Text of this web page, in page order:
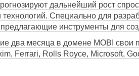
дальнейший рост
технологий. Специально для
инструменты для
два месяца в домене MOBI свои
Ferrari, Rolls Royce, Microsoft,